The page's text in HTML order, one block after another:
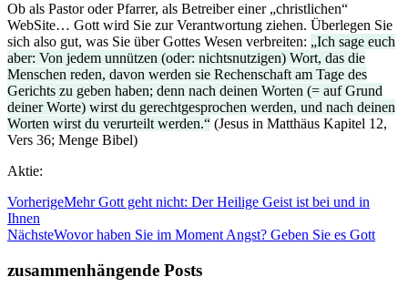
Ob als Pastor oder Pfarrer, als Betreiber einer „christlichen“
WebSite… Gott wird Sie zur Verantwortung ziehen. Überlegen Sie
sich also gut, was Sie über Gottes Wesen verbreiten: „Ich sage euch
aber: Von jedem unnützen (oder: nichtsnutzigen) Wort, das die
Menschen reden, davon werden sie Rechenschaft am Tage des
Gerichts zu geben haben; denn nach deinen Worten (= auf Grund
deiner Worte) wirst du gerechtgesprochen werden, und nach deinen
Worten wirst du verurteilt werden.“ (Jesus in Matthäus Kapitel 12,
Vers 36; Menge Bibel)
Aktie:
VorherigeMehr Gott geht nicht: Der Heilige Geist ist bei und in
Ihnen
NächsteWovor haben Sie im Moment Angst? Geben Sie es Gott
zusammenhängende Posts